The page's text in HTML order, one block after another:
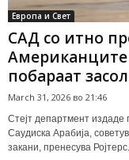
Европа и Свет
САД со итно
Американците
побараат
March 31, 2026 во 21:46
Стејт департмент издаде
Саудиска Арабија,
закани, пренесува